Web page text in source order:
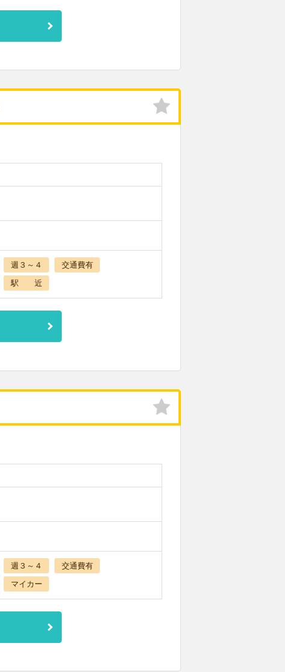
週３～４
交通費有
駅 近
週３～４
交通費有
マイカー